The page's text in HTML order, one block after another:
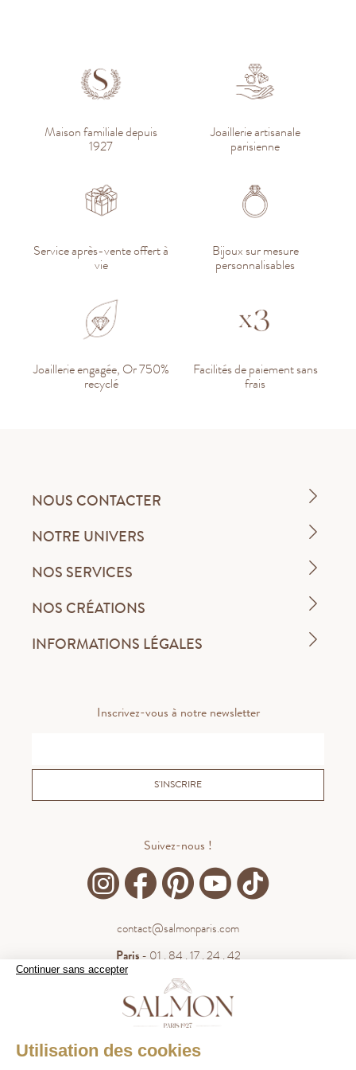
Continuer sans accepter
Utilisation des cookies
WHATSAPP
Maison familiale depuis
1927
Joaillerie artisanale
parisienne
Service après-vente offert à
vie
Bijoux sur mesure
personnalisables
Joaillerie engagée, Or 750%
recyclé
Facilités de paiement sans
frais
NOUS CONTACTER
NOTRE UNIVERS
NOS SERVICES
NOS CRÉATIONS
INFORMATIONS LÉGALES
Inscrivez-vous à notre newsletter
S'INSCRIRE
Suivez-nous !
contact@salmonparis.com
Paris- 01 . 84 . 17 . 24 . 42
- 05 . 35 . 54 . 45 . 53
WhatsApp- 07 . 81 . 63 . 76 . 57